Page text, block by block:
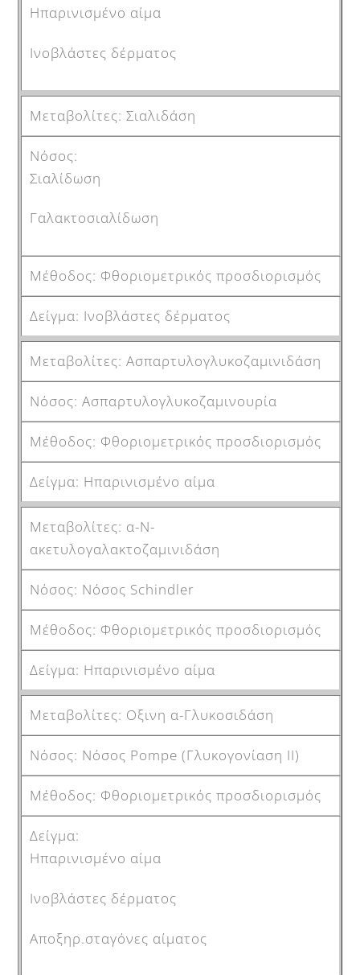
Ηπαρινισμένο αίμα
Ινοβλάστες δέρματος
Σιαλιδάση
Σιαλίδωση
Γαλακτοσιαλίδωση
Φθοριομετρικός προσδιορισμός
Ινοβλάστες δέρματος
Ασπαρτυλογλυκοζαμινιδάση
Ασπαρτυλογλυκοζαμινουρία
Φθοριομετρικός προσδιορισμός
Ηπαρινισμένο αίμα
α-Ν-
ακετυλογαλακτοζαμινιδάση
Νόσος Schindler
Φθοριομετρικός προσδιορισμός
Ηπαρινισμένο αίμα
Οξινη α-Γλυκοσιδάση
Νόσος Pompe (Γλυκογονίαση ΙΙ)
Φθοριομετρικός προσδιορισμός
Ηπαρινισμένο αίμα
Ινοβλάστες δέρματος
Αποξηρ.σταγόνες αίματος